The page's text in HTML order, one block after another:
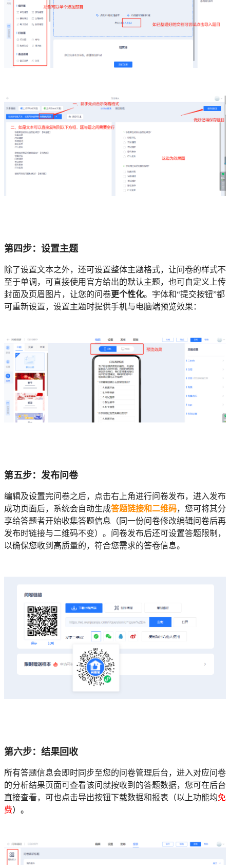
第四步：设置主题
除了设置文本之外，还可设置整体主题格式，让问卷的样式不
至于单调，可直接使用官方给出的默认主题，也可自定义上传
封面及页眉图片，让您的问卷更个性化。字体和“提交按钮”都
可重新设置，设置主题时提供手机与电脑端预览效果：
第五步：发布问卷
编辑及设置完问卷之后，点击右上角进行问卷发布，进入发布
成功页面后，系统会自动生成答题链接和二维码，您可将其分
享给答题者开始收集答题信息（同一份问卷修改编辑问卷后再
发布时链接与二维码不变）。问卷发布后还可设置答题限制，
以确保您收到高质量的，符合您需求的答卷信息。
第六步：结果回收
所有答题信息会即时同步至您的问卷管理后台，进入对应问卷
的分析结果页面可查看该问就按收到的答题数据，您可在后台
直接查看，可也点击导出按钮下载数据和报表（以上功能均免
费）。